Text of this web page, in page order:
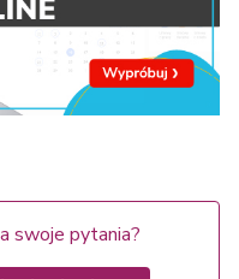
swoje pytania?